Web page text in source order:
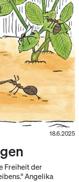
18.6.2025
Freiheit der
Angelika